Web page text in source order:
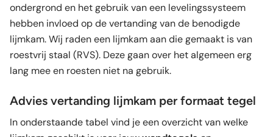
ondergrond en het gebruik van een levelingssysteem
hebben invloed op de vertanding van de benodigde
lijmkam. Wij raden een lijmkam aan die gemaakt is van
roestvrij staal (RVS). Deze gaan over het algemeen erg
lang mee en roesten niet na gebruik.
Advies vertanding lijmkam per formaat tegel
In onderstaande tabel vind je een overzicht van welke